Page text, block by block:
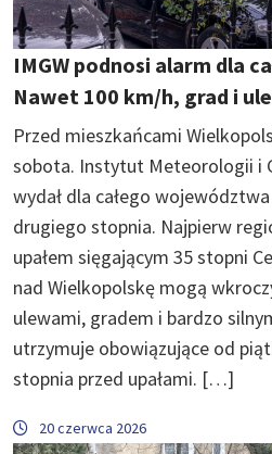
IMGW podnosi alarm dla
Nawet 100 km/h, grad i
Przed mieszkańcami
sobota. Instytut Meteorologii i
wydał dla całego
drugiego stopnia. Najpierw
upałem sięgającym 35 stopni
nad Wielkopolskę mogą
ulewami, gradem i bardzo
utrzymuje obowiązujące od
stopnia przed upałami. […]
20 czerwca 2026